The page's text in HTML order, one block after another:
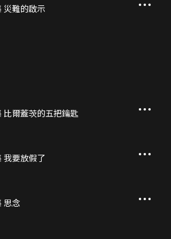
災難的啟示
比爾蓋茨的五把鑰匙
我要放假了
思念